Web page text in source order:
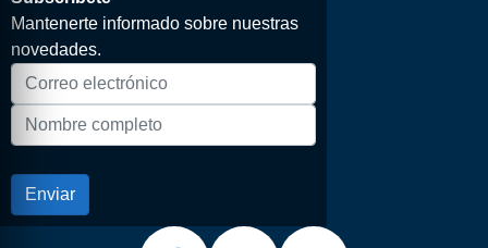
Mantenerte informado sobre nuestras
novedades.